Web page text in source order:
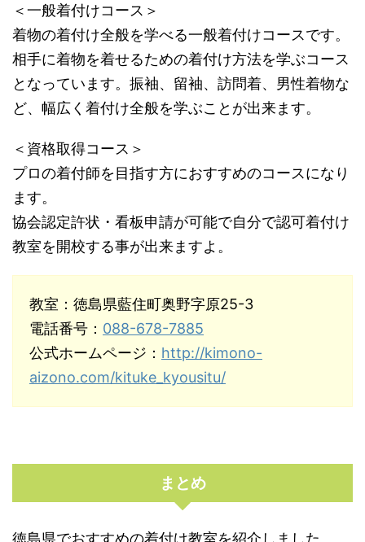
＜一般着付けコース＞
着物の着付け全般を学べる一般着付けコースです。
相手に着物を着せるための着付け方法を学ぶコース
となっています。振袖、留袖、訪問着、男性着物な
ど、幅広く着付け全般を学ぶことが出来ます。
＜資格取得コース＞
プロの着付師を目指す方におすすめのコースになり
ます。
協会認定許状・看板申請が可能で自分で認可着付け
教室を開校する事が出来ますよ。
教室：徳島県藍住町奥野字原25-3
電話番号： 088-678-7885
公式ホームページ： http://kimono-
aizono.com/kituke_kyousitu/
まとめ
徳島県でおすすめの着付け教室を紹介しました。